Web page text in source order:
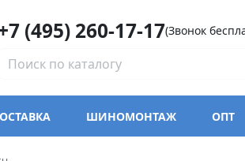
(495) 260-17-17(Звонок
ШИНОМОНТАЖ ОПТ